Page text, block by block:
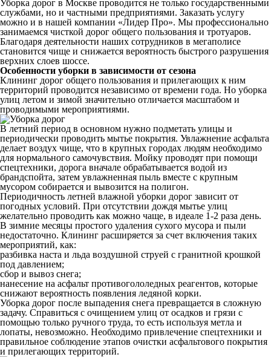
Уборка дорог в Москве проводится не только государственными
службами, но и частными предприятиями. Заказать услугу
можно и в нашей компании «Лидер Про». Мы профессионально
занимаемся чисткой дорог общего пользования и тротуаров.
Благодаря деятельности наших сотрудников в мегаполисе
становится чище и снижается вероятность быстрого разрушения
верхних слоев шоссе.
Особенности уборки в зависимости от сезона
Клининг дорог общего пользования и прилегающих к ним
территорий проводится независимо от времени года. Но уборка
улиц летом и зимой значительно отличается масштабом и
проводимыми мероприятиями.
В летний период в основном нужно подметать улицы и
периодически проводить мытье покрытия. Увлажнение асфальта
делает воздух чище, что в крупных городах людям необходимо
для нормального самочувствия. Мойку проводят при помощи
спецтехники, дорога вначале обрабатывается водой из
брандспойта, затем увлажненная пыль вместе с крупным
мусором собирается и вывозится на полигон.
Периодичность летней влажной уборки дорог зависит от
погодных условий. При отсутствии дождя мытье улиц
желательно проводить как можно чаще, в идеале 1-2 раза день.
В зимние месяцы простого удаления сухого мусора и пыли
недостаточно. Клининг расширяется за счет включения таких
мероприятий, как:
разбивка наста и льда воздушной струей с гранитной крошкой
под давлением;
сбор и вывоз снега;
нанесение на асфальт противогололедных реагентов, которые
снижают вероятность появления ледяной корки.
Уборка дорог после выпадения снега превращается в сложную
задачу. Справиться с очищением улиц от осадков и грязи с
помощью только ручного труда, то есть используя метла и
лопаты, невозможно. Необходимо привлечение спецтехники и
правильное соблюдение этапов очистки асфальтового покрытия
и прилегающих территорий.